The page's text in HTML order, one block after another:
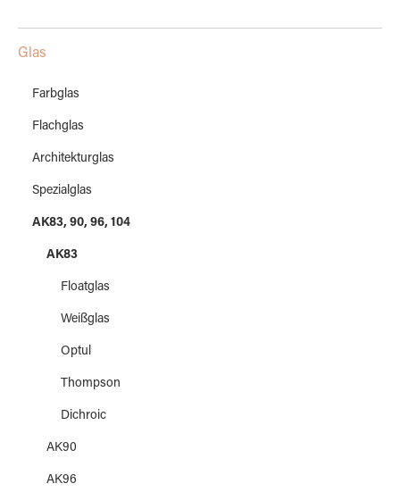
Glas
Farbglas
Flachglas
Architekturglas
Spezialglas
AK83, 90, 96, 104
AK83
Floatglas
Weißglas
Optul
Thompson
Dichroic
AK90
AK96